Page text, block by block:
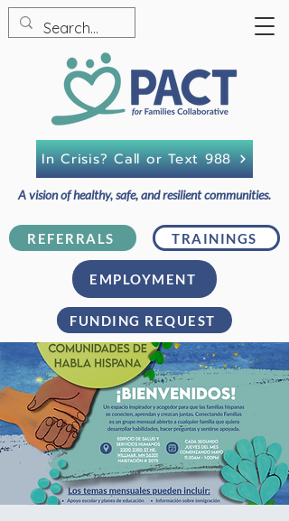
FUNDING REQUEST
REFERRALS TRAININGS
A vision of healthy, safe, and resilient communities.
In Crisis? Call or Text 988
EMPLOYMENT